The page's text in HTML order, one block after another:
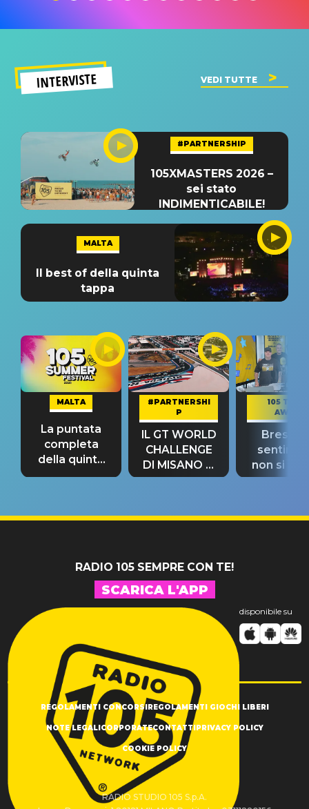
INTERVISTE VEDI TUTTE
#PARTNERSHIP
105XMASTERS 2026 –
sei stato
INDIMENTICABILE!
MALTA
Il best of della quinta
tappa
MALTA
La puntata
completa
della quinta
tappa
#PARTNERSHI
P
IL GT WORLD
CHALLENGE
DI MISANO si
riconferma
105 TAKE
AWAY
Bresh:
non si
fino alla
RADIO 105 SEMPRE CON TE!
SCARICA L'APP
disponibile su
REGOLAMENTI CONCORSIREGOLAMENTI GIOCHI LIBERI
NOTE LEGALICORPORATECONTATTIPRIVACY POLICY
COOKIE POLICY
RADIO STUDIO 105 S.p.A.